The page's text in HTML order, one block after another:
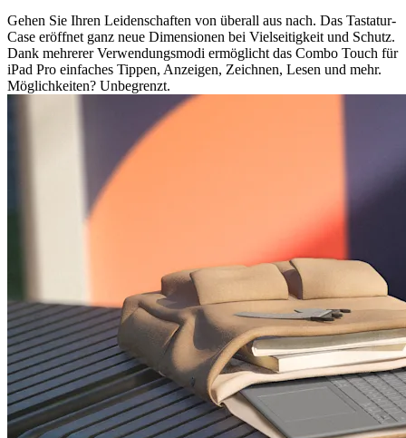
Gehen Sie Ihren Leidenschaften von überall aus nach. Das Tastatur-
Case eröffnet ganz neue Dimensionen bei Vielseitigkeit und Schutz.
Dank mehrerer Verwendungsmodi ermöglicht das Combo Touch für
iPad Pro einfaches Tippen, Anzeigen, Zeichnen, Lesen und mehr.
Möglichkeiten? Unbegrenzt.